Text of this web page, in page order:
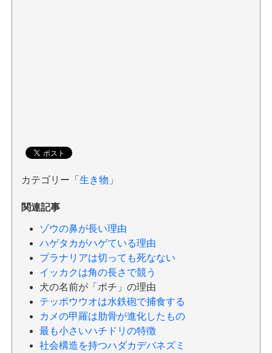
カテゴリー「 生き物 」
関連記事
ゾウの鼻が長い理由
ハゲタカがハゲている理由
プラナリアは切っても死なない
イッカクは角の長さで競う
犬の名前が「ポチ」の理由
テッポウウオは水鉄砲で捕食する
カメの甲羅は肋骨が進化したもの
最も小さいハチドリの特徴
社会構造を持つハダカデバネズミ